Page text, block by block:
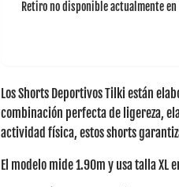
Retiro no disponible actualmente en
LosShorts Deportivos Tilki están
combinación perfecta de ligereza,
actividad física, estos shorts
El modelo mide 1.90m y usa talla